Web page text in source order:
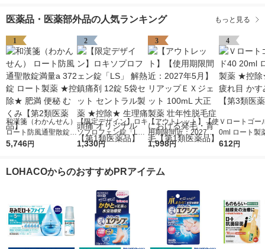
医薬品・医薬部外品の人気ランキング もっと見る
1
和漢箋（わかんせん）
ロート防風通聖散錠満
量a 372錠 ロート製薬
5,746円
2
【限定デザイン】ロキ
ソプロフェン錠「L
S」 解熱鎮痛剤 12錠
頭痛 オリジナル【第1
1,330円
3
【アウトレット】【使
用期限間近：2027年5
月】リアップＥＸジェ
発毛・育毛【第1類医
1,998円
4
Ｖロートゴー
0ml ロート製
除★ 目薬 疲
612円
LOHACOからのおすすめPRアイテム